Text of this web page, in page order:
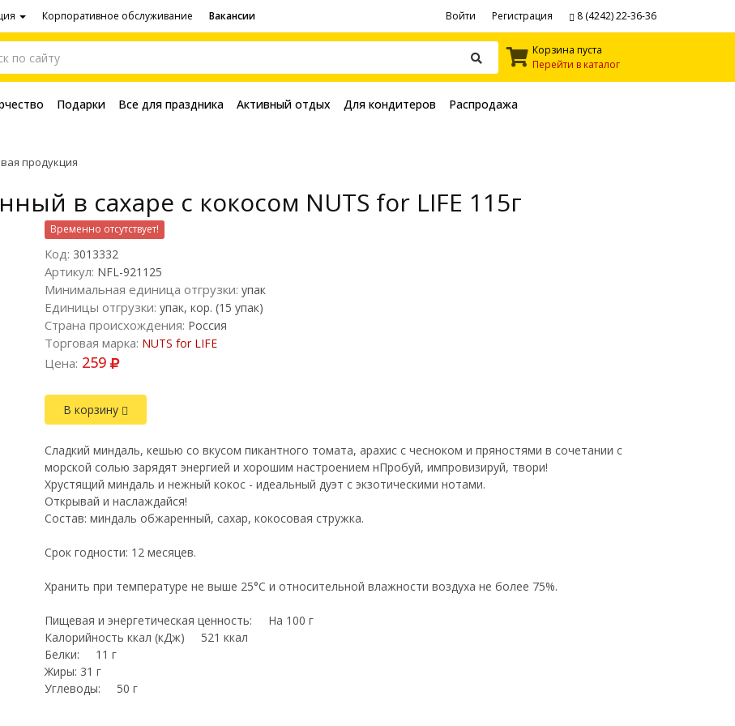
Корпоративное обслуживание Вакансии Войти Регистрация 8 (4242) 22-36-36
Корзина пуста
Перейти в каталог
Подарки Все для праздника Активный отдых Для кондитеров Распродажа
продукция
в сахаре с кокосом NUTS for LIFE 115г
Временно отсутствует!
Код: 3013332
Артикул: NFL-921125
Минимальная единица отгрузки: упак
Единицы отгрузки: упак, кор. (15 упак)
Страна происхождения: Россия
Торговая марка: NUTS for LIFE
Цена: 259
В корзину
Сладкий миндаль, кешью со вкусом пикантного томата, арахис с чесноком и пряностями в сочетании с
морской солью зарядят энергией и хорошим настроением нПробуй, импровизируй, твори!
Хрустящий миндаль и нежный кокос - идеальный дуэт с экзотическими нотами.
Открывай и наслаждайся!
Состав: миндаль обжаренный, сахар, кокосовая стружка.
Срок годности: 12 месяцев.
Хранить при температуре не выше 25°C и относительной влажности воздуха не более 75%.
Пищевая и энергетическая ценность: На 100 г
Калорийность ккал (кДж) 521 ккал
Белки: 11 г
Жиры: 31 г
Углеводы: 50 г